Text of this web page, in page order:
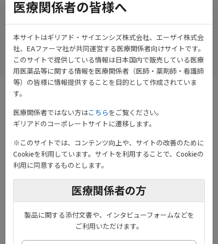
加藤 将 先生
抗原の変化（in vitro）
滑膜線維芽細胞とコントロールとしてのB細胞にIFN-γまたは溶媒
を添加して、MHCクラスⅡ分子と共刺激分子のB7分子の発現を観
察したところ、IFN-γの刺激を強く受ける線維芽細胞は、MHCクラ
医療関係者の皆様へ
本サイトはギリアド・サイエンシズ株式会社、エーザイ株式会
社、EAファーマ社が共同運営する医療関係者向けサイトです。
このサイトで提供している情報は日本国内で販売している医療
用医薬品等に関する情報を医療関係者（医師・薬剤師・看護師
等）の皆様に情報提供することを目的として作成されていま
す。
医療関係者ではない方はこちらをご覧ください。
ギリアドのコーポレートサイトに遷移します。
※このサイトでは、コンテンツ向上や、サイトの改善のために
Cookieを利用しています。サイトを利用することで、Cookieの
利用に同意するものとします。
医療関係者の方
製品に関する添付文書や、インタビューフォームなどを
ご利用いただけます。